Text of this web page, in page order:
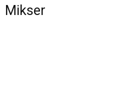
Mikser